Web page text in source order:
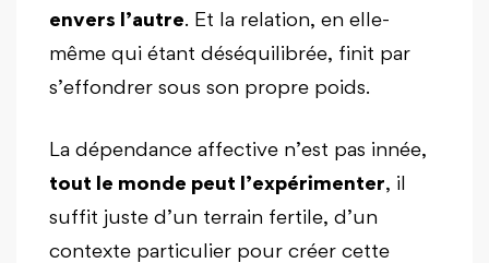
envers l’autre. Et la relation, en elle-
même qui étant déséquilibrée, finit par
s’effondrer sous son propre poids.
La dépendance affective n’est pas innée,
tout le monde peut l’expérimenter, il
suffit juste d’un terrain fertile, d’un
contexte particulier pour créer cette